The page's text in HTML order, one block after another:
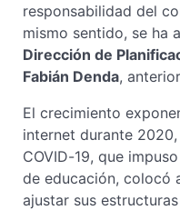
responsabilidad del
mismo sentido, se ha
Dirección de
Fabián Denda,
El crecimiento
internet durante
COVID-19, que
de educación, colocó
ajustar sus